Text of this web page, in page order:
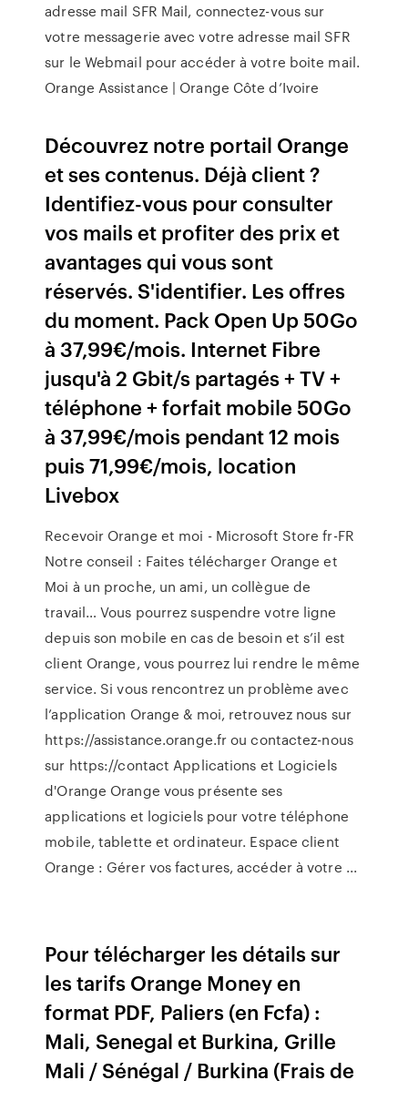
adresse mail SFR Mail, connectez-vous sur
votre messagerie avec votre adresse mail SFR
sur le Webmail pour accéder à votre boite mail.
Orange Assistance | Orange Côte d’Ivoire
Découvrez notre portail Orange
et ses contenus. Déjà client ?
Identifiez-vous pour consulter
vos mails et profiter des prix et
avantages qui vous sont
réservés. S'identifier. Les offres
du moment. Pack Open Up 50Go
à 37,99€/mois. Internet Fibre
jusqu'à 2 Gbit/s partagés + TV +
téléphone + forfait mobile 50Go
à 37,99€/mois pendant 12 mois
puis 71,99€/mois, location
Livebox
Recevoir Orange et moi - Microsoft Store fr-FR
Notre conseil : Faites télécharger Orange et
Moi à un proche, un ami, un collègue de
travail… Vous pourrez suspendre votre ligne
depuis son mobile en cas de besoin et s’il est
client Orange, vous pourrez lui rendre le même
service. Si vous rencontrez un problème avec
l’application Orange & moi, retrouvez nous sur
https://assistance.orange.fr ou contactez-nous
sur https://contact Applications et Logiciels
d'Orange Orange vous présente ses
applications et logiciels pour votre téléphone
mobile, tablette et ordinateur. Espace client
Orange : Gérer vos factures, accéder à votre ...
Pour télécharger les détails sur
les tarifs Orange Money en
format PDF, Paliers (en Fcfa) :
Mali, Senegal et Burkina, Grille
Mali / Sénégal / Burkina (Frais de